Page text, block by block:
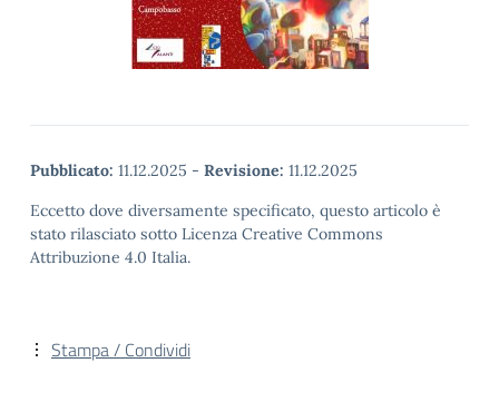
Pubblicato: 11.12.2025 - Revisione: 11.12.2025
Eccetto dove diversamente specificato, questo articolo è
stato rilasciato sotto Licenza Creative Commons
Attribuzione 4.0 Italia.
Stampa / Condividi